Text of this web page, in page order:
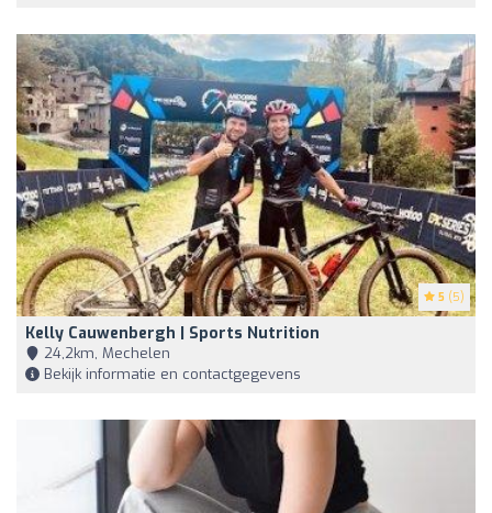
5 (5)
Kelly Cauwenbergh | Sports Nutrition
24,2km, Mechelen
Bekijk informatie en contactgegevens